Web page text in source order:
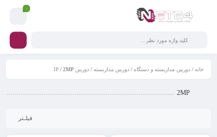
۰
خانه / دوربین مداربسته و دستگاه / دوربین مداربسته / دوربین IP / 2MP
2MP
فیلـتر